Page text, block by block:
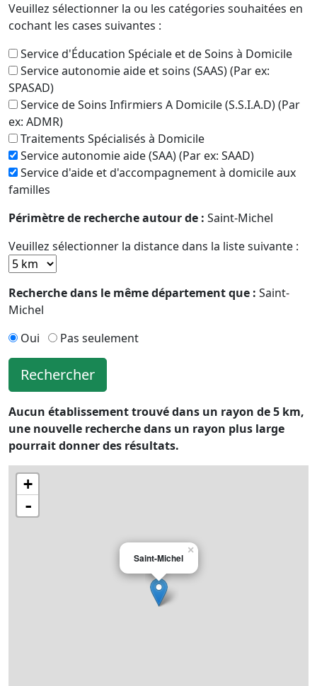
Veuillez sélectionner la ou les catégories souhaitées en
cochant les cases suivantes :
Service d'Éducation Spéciale et de Soins à Domicile
Service autonomie aide et soins (SAAS) (Par ex:
SPASAD)
Service de Soins Infirmiers A Domicile (S.S.I.A.D) (Par
ex: ADMR)
Traitements Spécialisés à Domicile
Service autonomie aide (SAA) (Par ex: SAAD)
Service d'aide et d'accompagnement à domicile aux
familles
Périmètre de recherche autour de : Saint-Michel
Veuillez sélectionner la distance dans la liste suivante :
Recherche dans le même département que : Saint-
Michel
Oui
Pas seulement
Rechercher
Aucun établissement trouvé dans un rayon de 5 km,
une nouvelle recherche dans un rayon plus large
pourrait donner des résultats.
×
Saint-Michel
+
-